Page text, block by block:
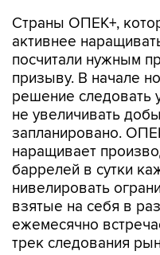
Страны ОПЕК+,
активнее
посчитали нужным
призыву. В начале
решение следовать
не увеличивать
запланировано.
наращивает
баррелей в сутки
нивелировать
взятые на себя в
ежемесячно
трек следования